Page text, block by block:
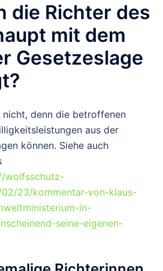
die Richter des
mit dem
Gesetzeslage
nicht, denn die betroffenen
aus der
können. Siehe auch
wolfsschutz-
23/kommentar-von-klaus-
in-
seine-eigenen-